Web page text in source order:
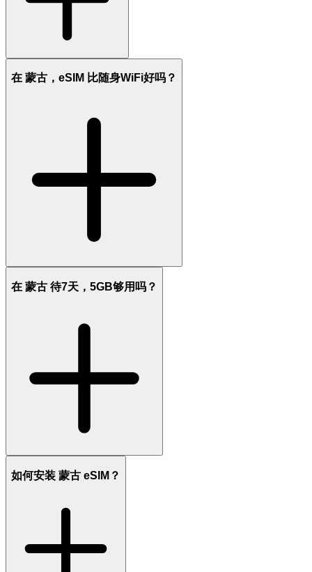
在 蒙古，eSIM 比随身WiFi好吗？
在 蒙古 待7天，5GB够用吗？
如何安装 蒙古 eSIM？